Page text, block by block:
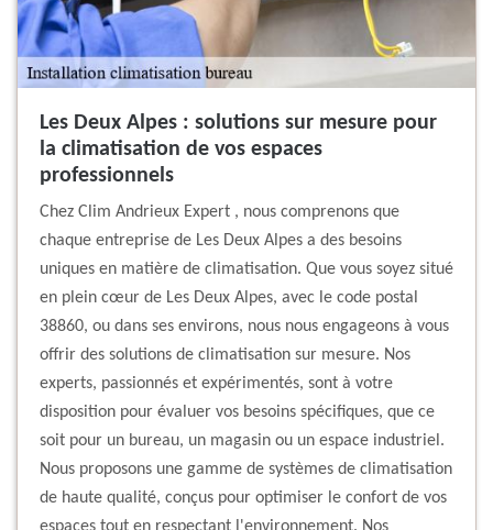
Les Deux Alpes : solutions sur mesure pour
la climatisation de vos espaces
professionnels
Chez Clim Andrieux Expert , nous comprenons que
chaque entreprise de Les Deux Alpes a des besoins
uniques en matière de climatisation. Que vous soyez situé
en plein cœur de Les Deux Alpes, avec le code postal
38860, ou dans ses environs, nous nous engageons à vous
offrir des solutions de climatisation sur mesure. Nos
experts, passionnés et expérimentés, sont à votre
disposition pour évaluer vos besoins spécifiques, que ce
soit pour un bureau, un magasin ou un espace industriel.
Nous proposons une gamme de systèmes de climatisation
de haute qualité, conçus pour optimiser le confort de vos